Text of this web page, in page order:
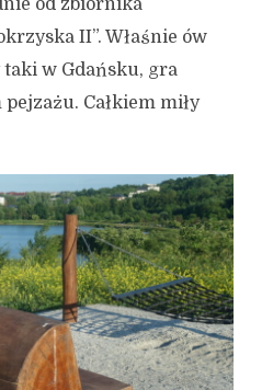
II”. Właśnie ów
w Gdańsku, gra
pejzażu. Całkiem miły